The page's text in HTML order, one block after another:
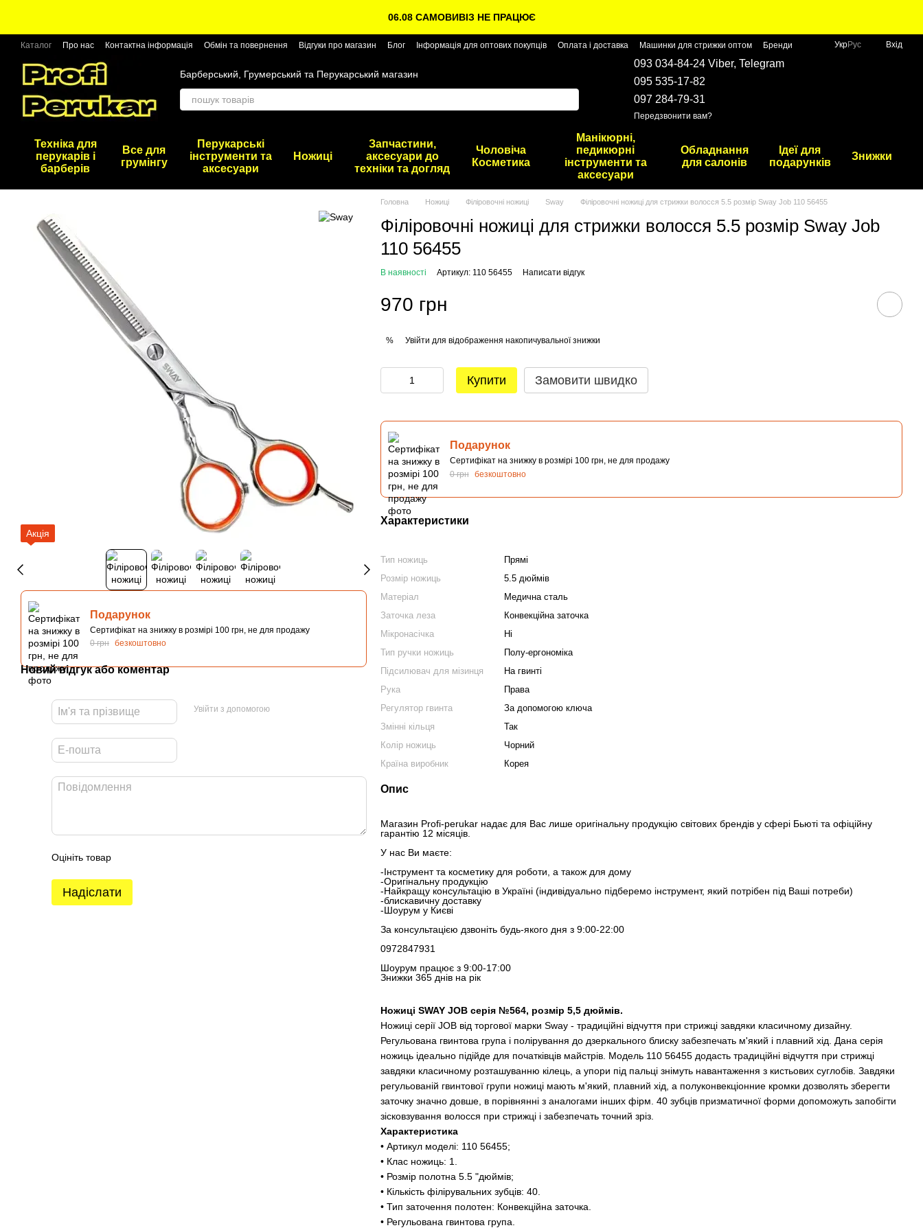
06.08 САМОВИВІЗ НЕ ПРАЦЮЄ
Каталог Про нас Контактна інформація Обмін та повернення Відгуки про магазин Блог Інформація для оптових покупців Оплата і доставка Машинки для стрижки оптом Бренди УкрРус Вхід
Барберський, Грумерський та Перукарський магазин
093 034-84-24 Viber, Telegram
095 535-17-82
097 284-79-31
Передзвонити вам?
Техніка для
перукарів і
барберів
Все для
грумінгу
Перукарські
інструменти та
аксесуари
Ножиці
Запчастини,
аксесуари до
техніки та догляд
Чоловіча
Косметика
Манікюрні,
педикюрні
інструменти та
аксесуари
Обладнання
для салонів
Ідеї для
подарунків
Знижки
Акція
Подарунок
Сертифікат на знижку в розмірі 100 грн, не для продажу
0 грн безкоштовно
Новий відгук або коментар
Увійти з допомогою
Оцініть товар
Надіслати
Головна Ножиці Філіровочні ножиці Sway Філіровочні ножиці для стрижки волосся 5.5 розмір Sway Job 110 56455
Філіровочні ножиці для стрижки волосся 5.5 розмір Sway Job
110 56455
В наявності Артикул: 110 56455 Написати відгук
970 грн
% Увійти для відображення накопичувальної знижки
Купити Замовити швидко
Подарунок
Сертифікат на знижку в розмірі 100 грн, не для продажу
0 грн
безкоштовно
Характеристики
Тип ножиць
Прямі
Розмір ножиць
5.5 дюймів
Матеріал
Медична сталь
Заточка леза
Конвекційна заточка
Мікронасічка
Ні
Тип ручки ножиць
Полу-ергономіка
Підсилювач для мізинця
На гвинті
Рука
Права
Регулятор гвинта
За допомогою ключа
Змінні кільця
Так
Колір ножиць
Чорний
Країна виробник
Корея
Опис
Магазин Profi-perukar надає для Вас лише оригінальну продукцію світових брендів у сфері Бьюті та офіційну
гарантію 12 місяців.
У нас Ви маєте:
-Інструмент та косметику для роботи, а також для дому
-Оригінальну продукцію
-Найкращу консультацію в Україні (індивідуально підберемо інструмент, який потрібен під Ваші потреби)
-блискавичну доставку
-Шоурум у Києві
За консультацією дзвоніть будь-якого дня з 9:00-22:00
0972847931
Шоурум працює з 9:00-17:00
Знижки 365 днів на рік
Ножиці SWAY JOB серія №564, розмір 5,5 дюймів.
Ножиці серії JOB від торгової марки Sway - традиційні відчуття при стрижці завдяки класичному дизайну.
Регульована гвинтова група і полірування до дзеркального блиску забезпечать м'який і плавний хід. Дана серія
ножиць ідеально підійде для початківців майстрів. Модель 110 56455 додасть традиційні відчуття при стрижці
завдяки класичному розташуванню кілець, а упори під пальці знімуть навантаження з кистьових суглобів. Завдяки
регульованій гвинтової групи ножиці мають м'який, плавний хід, а полуконвекціонние кромки дозволять зберегти
заточку значно довше, в порівнянні з аналогами інших фірм. 40 зубців призматичної форми допоможуть запобігти
зісковзування волосся при стрижці і забезпечать точний зріз.
Характеристика
• Артикул моделі: 110 56455;
• Клас ножиць: 1.
• Розмір полотна 5.5 "дюймів;
• Кількість філірувальних зубців: 40.
• Тип заточення полотен: Конвекційна заточка.
• Регульована гвинтова група.